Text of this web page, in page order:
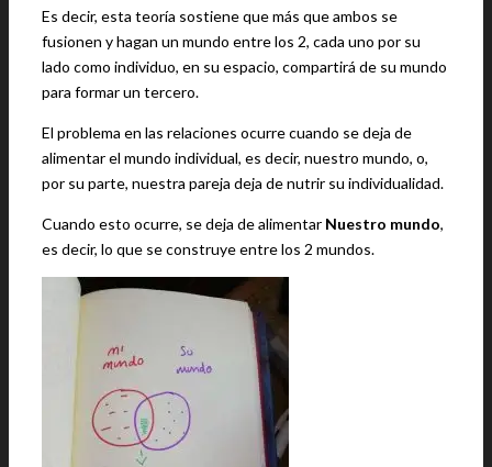
Es decir, esta teoría sostiene que más que ambos se
fusionen y hagan un mundo entre los 2, cada uno por su
lado como individuo, en su espacio, compartirá de su mundo
para formar un tercero.
El problema en las relaciones ocurre cuando se deja de
alimentar el mundo individual, es decir, nuestro mundo, o,
por su parte, nuestra pareja deja de nutrir su individualidad.
Cuando esto ocurre, se deja de alimentar Nuestro mundo,
es decir, lo que se construye entre los 2 mundos.